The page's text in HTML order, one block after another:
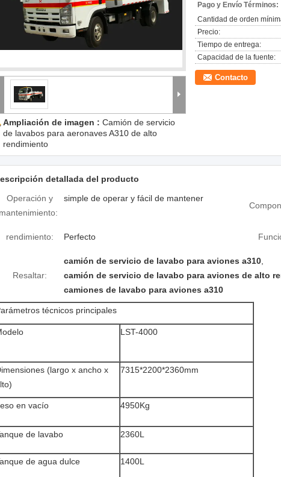
Ampliación de imagen : Camión de servicio
de lavabos para aeronaves A310 de alto
rendimiento
Pago y Envío Términos:
Cantidad de orden
Precio:
Tiempo de entrega:
Capacidad de la fuente:
Contacto
detallada del producto
Operación y
mantenimiento:
simple de operar y fácil de mantener
rendimiento: Perfecto
Resaltar:
camión de servicio de lavabo para aviones a310
camión de servicio de lavabo para aviones de alto
camiones de lavabo para aviones a310
técnicos principales
LST-4000
(largo x ancho x
7315*2200*2360mm
en vacío 4950Kg
de lavabo 2360L
de agua dulce 1400L